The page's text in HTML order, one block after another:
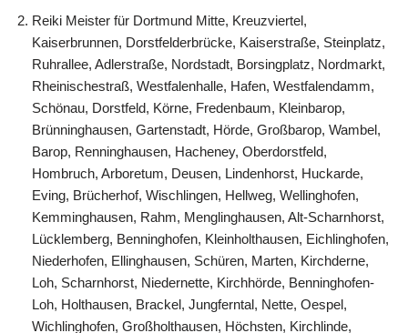
Reiki Meister für Dortmund Mitte, Kreuzviertel,
Kaiserbrunnen, Dorstfelderbrücke, Kaiserstraße, Steinplatz,
Ruhrallee, Adlerstraße, Nordstadt, Borsingplatz, Nordmarkt,
Rheinischestraß, Westfalenhalle, Hafen, Westfalendamm,
Schönau, Dorstfeld, Körne, Fredenbaum, Kleinbarop,
Brünninghausen, Gartenstadt, Hörde, Großbarop, Wambel,
Barop, Renninghausen, Hacheney, Oberdorstfeld,
Hombruch, Arboretum, Deusen, Lindenhorst, Huckarde,
Eving, Brücherhof, Wischlingen, Hellweg, Wellinghofen,
Kemminghausen, Rahm, Menglinghausen, Alt-Scharnhorst,
Lücklemberg, Benninghofen, Kleinholthausen, Eichlinghofen,
Niederhofen, Ellinghausen, Schüren, Marten, Kirchderne,
Loh, Scharnhorst, Niedernette, Kirchhörde, Benninghofen-
Loh, Holthausen, Brackel, Jungferntal, Nette, Oespel,
Wichlinghofen, Großholthausen, Höchsten, Kirchlinde,